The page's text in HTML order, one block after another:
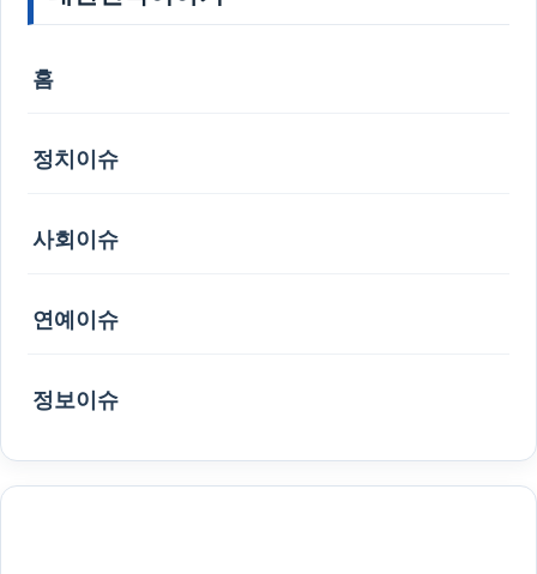
홈
정치이슈
사회이슈
연예이슈
정보이슈